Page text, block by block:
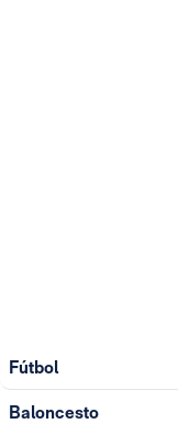
Fútbol
Baloncesto